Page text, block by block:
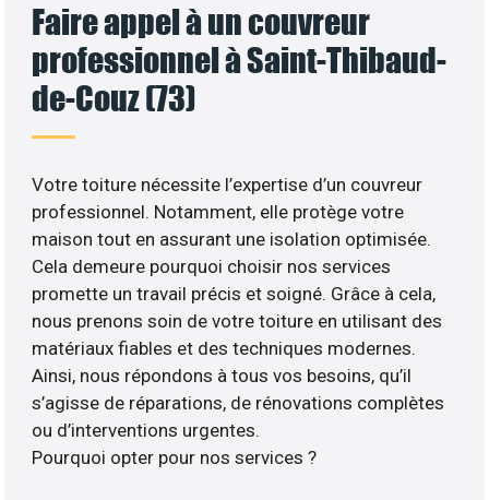
Faire appel à un couvreur
professionnel à Saint-Thibaud-
de-Couz (73)
Votre toiture nécessite l’expertise d’un couvreur
professionnel. Notamment, elle protège votre
maison tout en assurant une isolation optimisée.
Cela demeure pourquoi choisir nos services
promette un travail précis et soigné. Grâce à cela,
nous prenons soin de votre toiture en utilisant des
matériaux fiables et des techniques modernes.
Ainsi, nous répondons à tous vos besoins, qu’il
s’agisse de réparations, de rénovations complètes
ou d’interventions urgentes.
Pourquoi opter pour nos services ?